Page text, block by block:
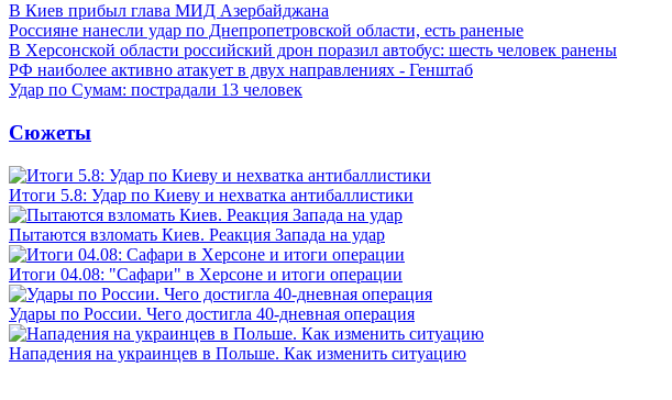
В Киев прибыл глава МИД Азербайджана
Россияне нанесли удар по Днепропетровской области, есть раненые
В Херсонской области российский дрон поразил автобус: шесть человек ранены
РФ наиболее активно атакует в двух направлениях - Генштаб
Удар по Сумам: пострадали 13 человек
Сюжеты
Итоги 5.8: Удар по Киеву и нехватка антибаллистики
Пытаются взломать Киев. Реакция Запада на удар
Итоги 04.08: "Сафари" в Херсоне и итоги операции
Удары по России. Чего достигла 40-дневная операция
Нападения на украинцев в Польше. Как изменить ситуацию